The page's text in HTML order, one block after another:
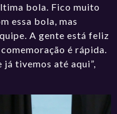
bola. Fico muito
essa bola, mas
A gente está feliz
é rápida.
tivemos até aqui”,